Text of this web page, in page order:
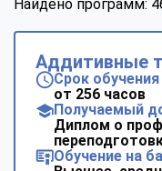
Найдено программ:
Аддитивные
Срок обучения
от 256 часов
Получаемый
Диплом о
Обучение на